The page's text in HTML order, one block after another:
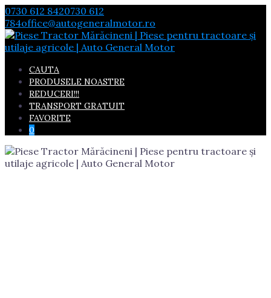
Skip
to
content
0730 612 8420730 612
784office@autogeneralmotor.ro
CAUTA
PRODUSELE NOASTRE
REDUCERI!!!
TRANSPORT GRATUIT
FAVORITE
0